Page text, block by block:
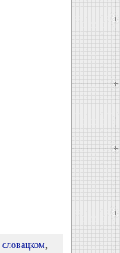
словацком,